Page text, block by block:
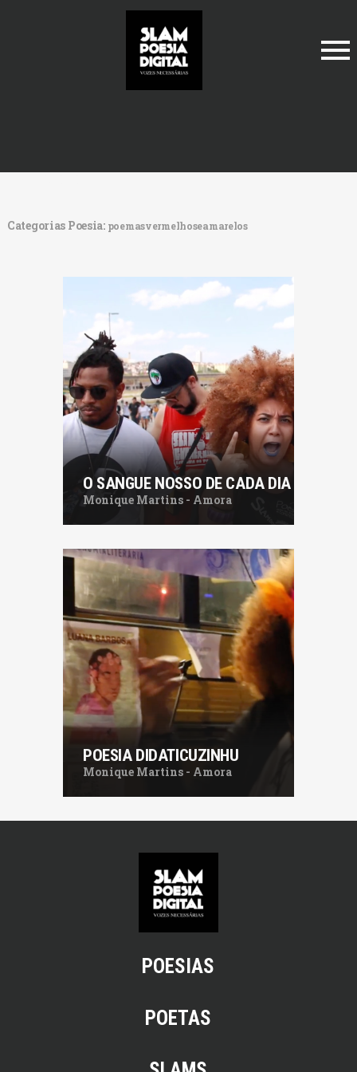
archive.php
Categorias Poesia: poemasvermelhoseamarelos
O SANGUE NOSSO DE CADA DIA
Monique Martins - Amora
POESIA DIDATICUZINHU
Monique Martins - Amora
POESIAS
POETAS